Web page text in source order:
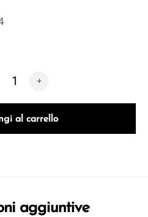
PODVERSIC PINOT
al carrello
aggiuntive